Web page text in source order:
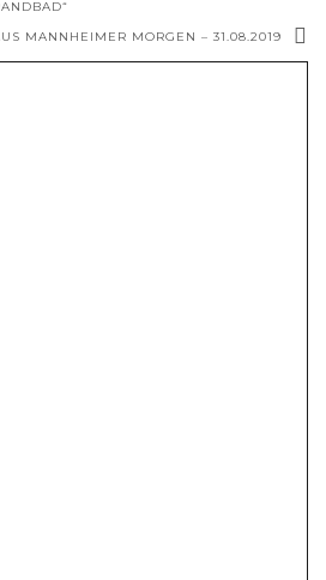
MANNHEIMER MORGEN – 31.08.2019